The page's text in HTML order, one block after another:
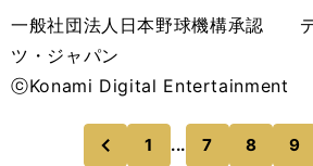
一般社団法人日本野球機構承認 デ
ツ・ジャパン
ⓒKonami Digital Entertainment
前
1 ... 7 8 9